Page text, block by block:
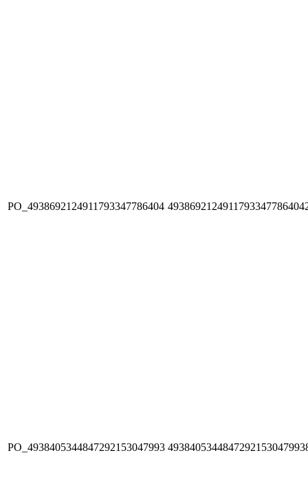
PO_4938692124911793347786404
PO_4938405344847292153047993